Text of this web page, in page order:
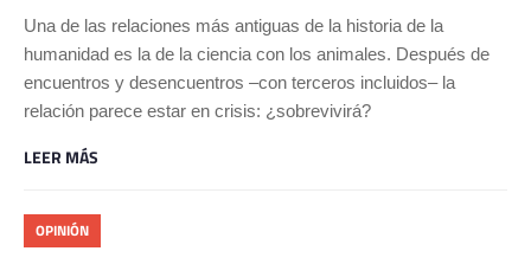
Una de las relaciones más antiguas de la historia de la
humanidad es la de la ciencia con los animales. Después de
encuentros y desencuentros –con terceros incluidos– la
relación parece estar en crisis: ¿sobrevivirá?
LEER MÁS
OPINIÓN